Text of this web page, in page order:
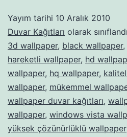
Yayım tarihi 10 Aralık 2010
Duvar Kağıtları olarak
3d wallpaper, black wallpaper,
hareketli wallpaper, hd
wallpaper, hq wallpaper,
wallpaper, mükemmel
wallpaper duvar kağıtları,
wallpaper, windows vista
yüksek çözünürlüklü wallpaper